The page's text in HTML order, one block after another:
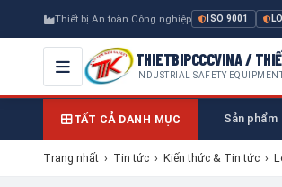
Thiết bị An toàn Công nghiệp ISO 9001
THIETBIPCCCVINA /
INDUSTRIAL SAFETY
TẤT CẢ DANH MỤC Sản phẩm
Trang nhất › Tin tức › Kiến thức & Tin tức ›